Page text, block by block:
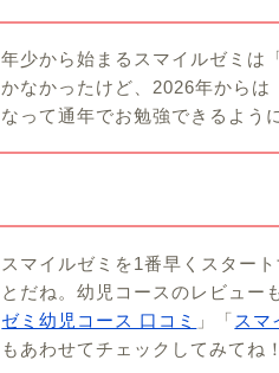
年少から始まるスマイルゼミは
かなかったけど、2026年からは
なって通年でお勉強できるよう
スマイルゼミを1番早くスター
とだね。幼児コースのレビュー
ゼミ幼児コース 口コミ 」「 スマ
もあわせてチェックしてみてね！